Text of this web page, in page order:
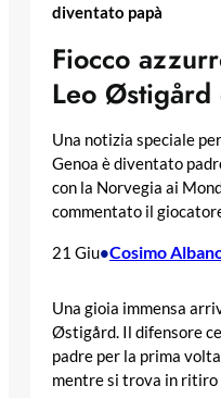
diventato papà
Fiocco
Leo Østigård
Una notizia speciale
Genoa è diventato
con la Norvegia ai
commentato il
21 Giu•Cosimo
Una gioia immensa
Østigård. Il difensore
padre per la prima
mentre si trova in ritiro